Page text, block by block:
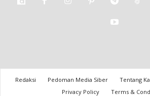
Redaksi Pedoman Media Siber Tentang
Privacy Policy
Terms &